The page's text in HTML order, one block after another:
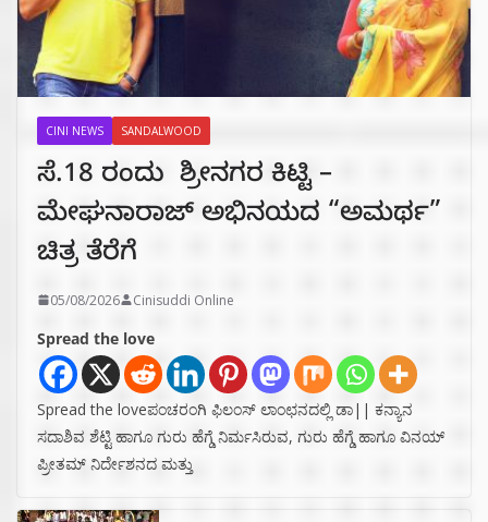
CINI NEWS SANDALWOOD
ಸೆ.18 ರಂದು ಶ್ರೀನಗರ ಕಿಟ್ಟಿ –
ಮೇಘನಾರಾಜ್ ಅಭಿನಯದ “ಅಮರ್ಥ”
ಚಿತ್ರ ತೆರೆಗೆ
05/08/2026 Cinisuddi Online
Spread the love
Spread the loveಪಂಚರಂಗಿ ಫಿಲಂಸ್ ಲಾಂಛನದಲ್ಲಿ ಡಾ|| ಕನ್ಯಾನ
ಸದಾಶಿವ ಶೆಟ್ಟಿ ಹಾಗೂ ಗುರು ಹೆಗ್ಡೆ ನಿರ್ಮಸಿರುವ, ಗುರು ಹೆಗ್ಡೆ ಹಾಗೂ ವಿನಯ್
ಪ್ರೀತಮ್ ನಿರ್ದೇಶನದ ಮತ್ತು